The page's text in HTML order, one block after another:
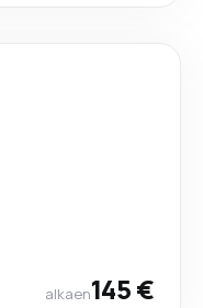
alkaen145 €